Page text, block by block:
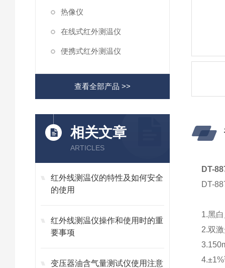
热像仪
在线式红外测温仪
便携式红外测温仪
查看全部产品 >>
相关文章
ARTICLES
红外线测温仪的特性及如何安全
的使用
红外线测温仪操作和使用时的重
要事项
变压器油含气量测试仪使用注意
DT-
DT-
1.黑
2.双
4.±1%